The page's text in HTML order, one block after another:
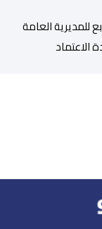
للمديرية العامة
الاعتماد